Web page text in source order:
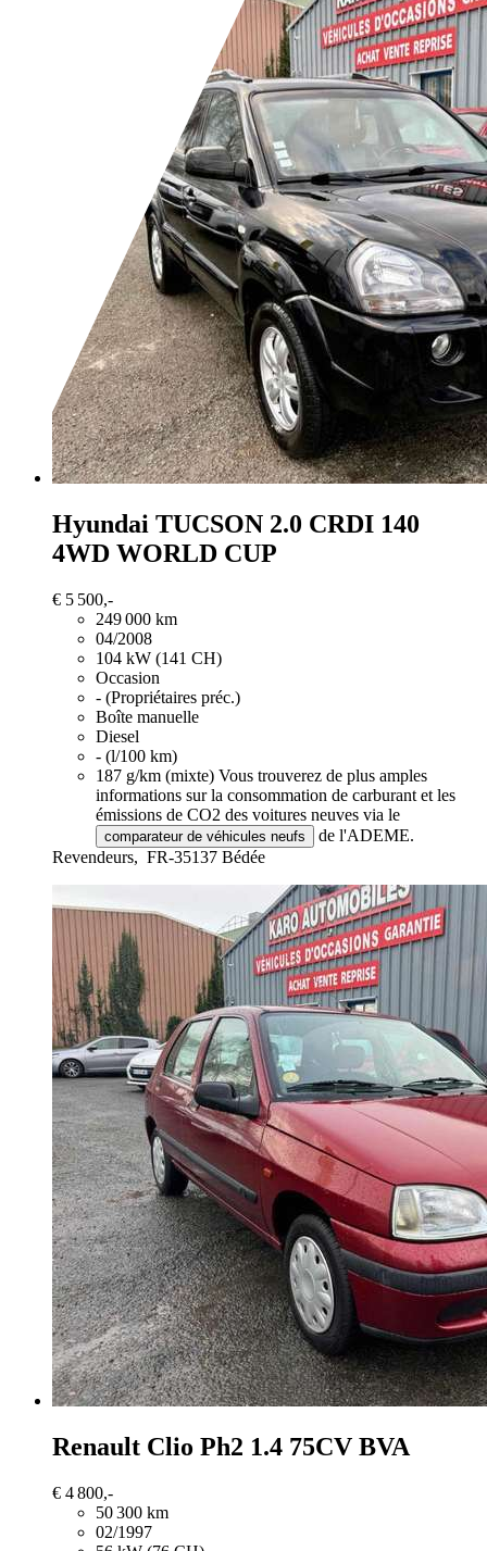
Hyundai TUCSON 2.0 CRDI 140
4WD WORLD CUP
€ 5 500,-
249 000 km
04/2008
104 kW (141 CH)
Occasion
- (Propriétaires préc.)
Boîte manuelle
Diesel
- (l/100 km)
187 g/km (mixte) Vous trouverez de plus amples
informations sur la consommation de carburant et les
émissions de CO2 des voitures neuves via le
comparateur de véhicules neufs
de l'ADEME.
Revendeurs, FR-35137 Bédée
Renault Clio Ph2 1.4 75CV BVA
€ 4 800,-
50 300 km
02/1997